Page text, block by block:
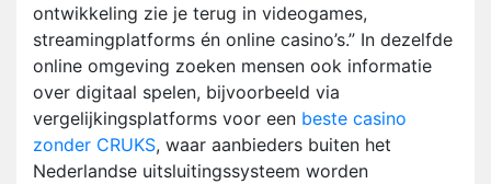
ontwikkeling zie je terug in videogames,
streamingplatforms én online casino’s.” In dezelfde
online omgeving zoeken mensen ook informatie
over digitaal spelen, bijvoorbeeld via
vergelijkingsplatforms voor een beste casino
zonder CRUKS, waar aanbieders buiten het
Nederlandse uitsluitingssysteem worden